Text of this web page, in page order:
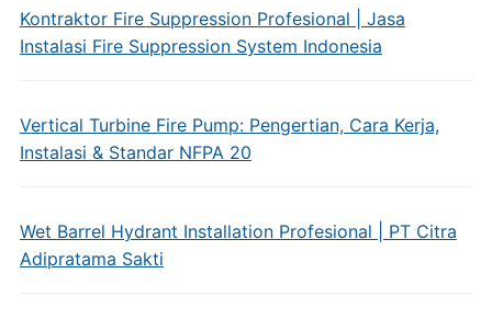
Kontraktor Fire Suppression Profesional | Jasa
Instalasi Fire Suppression System Indonesia
Vertical Turbine Fire Pump: Pengertian, Cara Kerja,
Instalasi & Standar NFPA 20
Wet Barrel Hydrant Installation Profesional | PT Citra
Adipratama Sakti